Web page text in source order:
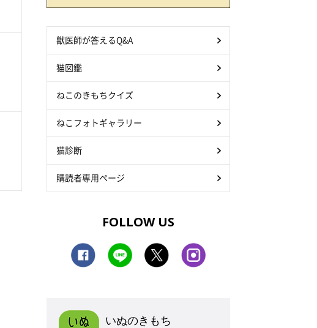
獣医師が答えるQ&A
猫図鑑
ねこのきもちクイズ
ねこフォトギャラリー
猫診断
購読者専用ページ
FOLLOW US
いぬのきもち